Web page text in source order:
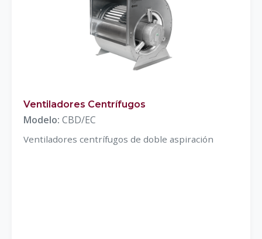
Ventiladores Centrífugos
Modelo: CBD/EC
Ventiladores centrífugos de doble aspiración